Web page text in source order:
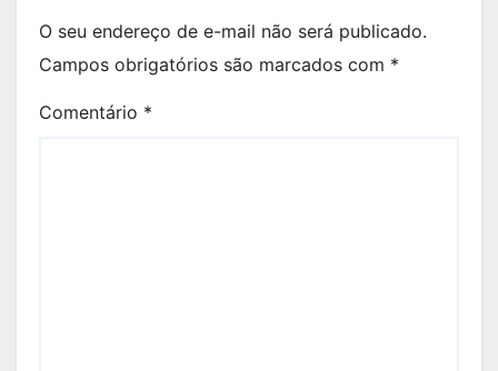
O seu endereço de e-mail não será publicado.
Campos obrigatórios são marcados com *
Comentário *